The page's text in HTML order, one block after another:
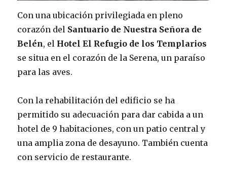
Con una ubicación privilegiada en pleno
corazón del Santuario de Nuestra Señora de
Belén, el Hotel El Refugio de los Templarios
se situa en el corazón de la Serena, un paraíso
para las aves.
Con la rehabilitación del edificio se ha
permitido su adecuación para dar cabida a un
hotel de 9 habitaciones, con un patio central y
una amplia zona de desayuno. También cuenta
con servicio de restaurante.